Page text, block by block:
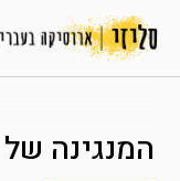
המנגינה